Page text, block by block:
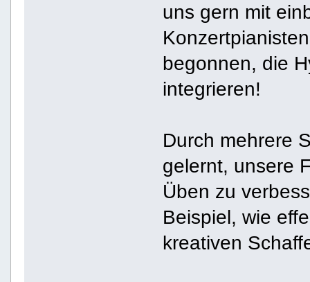
uns gern mit
begonnen, die
integrieren!
Durch mehrere
gelernt, unsere
Üben zu
Beispiel, wie
kreativen